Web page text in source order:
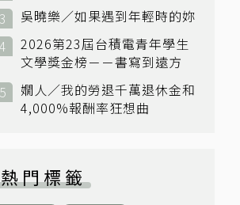
吳曉樂／如果遇到年輕時的妳
2026第23屆台積電青年學生
文學獎金榜－－書寫到遠方
嫺人／我的勞退千萬退休金和
4,000%報酬率狂想曲
熱門標籤